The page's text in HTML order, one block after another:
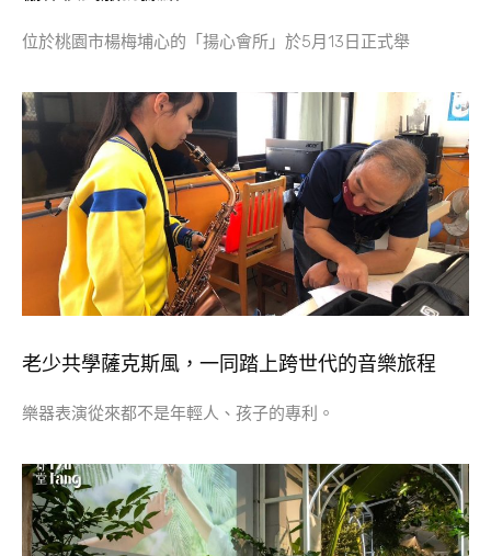
位於桃園市楊梅埔心的「揚心會所」於5月13日正式舉
老少共學薩克斯風，一同踏上跨世代的音樂旅程
樂器表演從來都不是年輕人、孩子的專利。